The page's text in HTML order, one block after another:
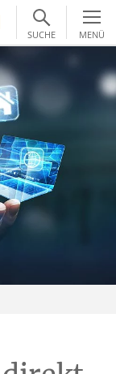
SUCHE MENÜ